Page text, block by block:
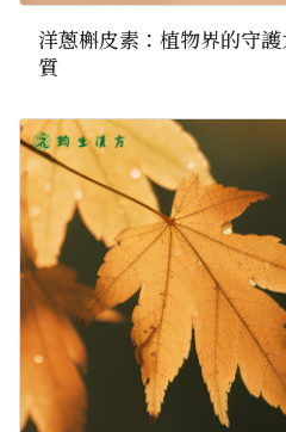
洋蔥槲皮素：植物界的守
質